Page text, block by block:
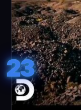
23